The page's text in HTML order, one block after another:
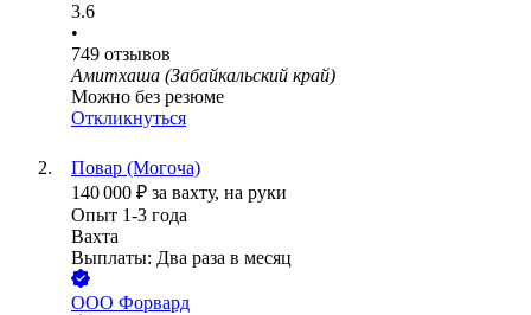
3.6
•
749 отзывов
Амитхаша (Забайкальский край)
Можно без резюме
Откликнуться
Повар (Могоча)
140 000 ₽ за вахту, на руки
Опыт 1-3 года
Вахта
Выплаты: Два раза в месяц
ООО Форвард